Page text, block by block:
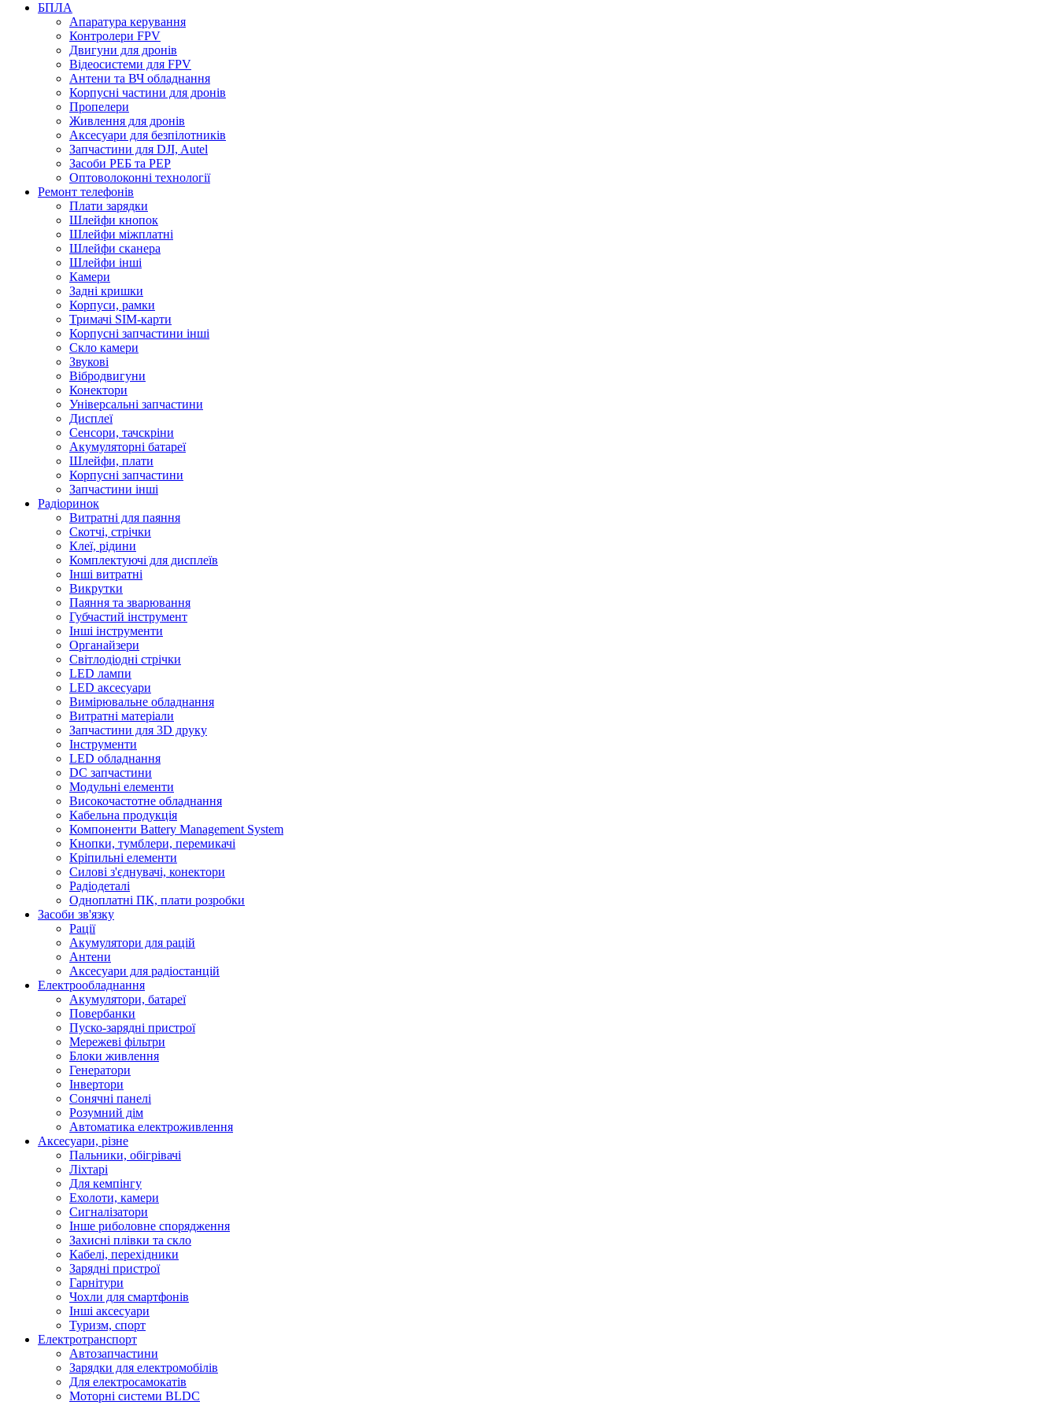
БПЛА
Апаратура керування
Контролери FPV
Двигуни для дронів
Відеосистеми для FPV
Антени та ВЧ обладнання
Корпусні частини для дронів
Пропелери
Живлення для дронів
Аксесуари для безпілотників
Запчастини для DJI, Autel
Засоби РЕБ та РЕР
Оптоволоконні технології
Ремонт телефонів
Плати зарядки
Шлейфи кнопок
Шлейфи міжплатні
Шлейфи сканера
Шлейфи інші
Камери
Задні кришки
Корпуси, рамки
Тримачі SIM-карти
Корпусні запчастини інші
Скло камери
Звукові
Вібродвигуни
Конектори
Універсальні запчастини
Дисплеї
Сенсори, тачскріни
Акумуляторні батареї
Шлейфи, плати
Корпусні запчастини
Запчастини інші
Радіоринок
Витратні для паяння
Скотчі, стрічки
Клеї, рідини
Комплектуючі для дисплеїв
Інші витратні
Викрутки
Паяння та зварювання
Губчастий інструмент
Інші інструменти
Органайзери
Світлодіодні стрічки
LED лампи
LED аксесуари
Вимірювальне обладнання
Витратні матеріали
Запчастини для 3D друку
Інструменти
LED обладнання
DC запчастини
Модульні елементи
Високочастотне обладнання
Кабельна продукція
Компоненти Battery Management System
Кнопки, тумблери, перемикачі
Кріпильні елементи
Силові з'єднувачі, конектори
Радіодеталі
Одноплатні ПК, плати розробки
Засоби зв'язку
Рації
Акумулятори для рацій
Антени
Аксесуари для радіостанцій
Електрообладнання
Акумулятори, батареї
Повербанки
Пуско-зарядні пристрої
Мережеві фільтри
Блоки живлення
Генератори
Інвертори
Сонячні панелі
Розумний дім
Автоматика електроживлення
Аксесуари, різне
Пальники, обігрівачі
Ліхтарі
Для кемпінгу
Ехолоти, камери
Сигналізатори
Інше риболовне спорядження
Захисні плівки та скло
Кабелі, перехідники
Зарядні пристрої
Гарнітури
Чохли для смартфонів
Інші аксесуари
Туризм, спорт
Електротранспорт
Автозапчастини
Зарядки для електромобілів
Для електросамокатів
Моторні системи BLDC